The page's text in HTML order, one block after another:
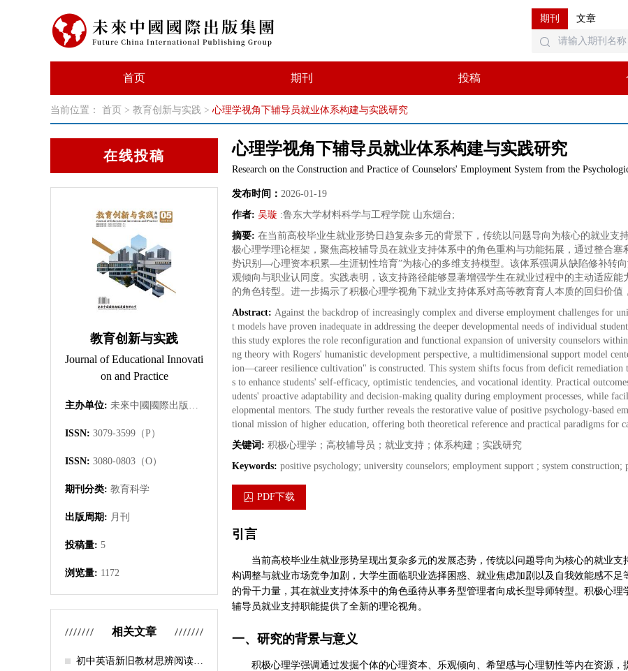
期刊 文章
首页 期刊 投稿
当前位置： 首页 > 教育创新与实践 > 心理学视角下辅导员就业体系构建与实践研究
在线投稿
教育创新与实践
Journal of Educational Innovati
on and Practice
主办单位: 未來中國國際出版集團有限公司
ISSN: 3079-3599（P）
ISSN: 3080-0803（O）
期刊分类: 教育科学
出版周期: 月刊
投稿量: 5
浏览量: 1172
相关文章
初中英语新旧教材思辨阅读任
心理学视角下辅导员就业体系构建与实践研究
Research on the Construction and Practice of Counselors' Employment System from the
发布时间： 2026-01-19
作者: 吴璇 :鲁东大学材料科学与工程学院 山东烟台;
摘要: 在当前高校毕业生就业形势日趋复杂多元的背景下，传统以问题导向为核心的就业支
极心理学理论框架，聚焦高校辅导员在就业支持体系中的角色重构与功能拓展，通过整合
势识别—心理资本积累—生涯韧性培育”为核心的多维支持模型。该体系强调从缺陷修补转
观倾向与职业认同度。实践表明，该支持路径能够显著增强学生在就业过程中的主动适应
的角色转型。进一步揭示了积极心理学视角下就业支持体系对高等教育育人本质的回归价值
Abstract: Against the backdrop of increasingly complex and diverse employment challenges for
t models have proven inadequate in addressing the deeper developmental needs of individual
this study explores the role reconfiguration and functional expansion of university counselors
ng theory with Rogers' humanistic development perspective, a multidimensional support model
ion—career resilience cultivation" is constructed. This system shifts focus from deficit
s to enhance students' self-efficacy, optimistic tendencies, and vocational identity. Practical
udents' proactive adaptability and decision-making quality during employment processes, while
elopmental mentors. The study further reveals the restorative value of positive psychology-based
tional mission of higher education, offering both theoretical reference and practical paradigms for
关键词: 积极心理学；高校辅导员；就业支持；体系构建；实践研究
Keywords: positive psychology; university counselors; employment support ; system construction;
PDF下载
引言
当前高校毕业生就业形势呈现出复杂多元的发展态势，传统以问题导向为核心的就业
构调整与就业市场竞争加剧，大学生面临职业选择困惑、就业焦虑加剧以及自我效能感不
的骨干力量，其在就业支持体系中的角色亟待从事务型管理者向成长型导师转型。积极心
辅导员就业支持职能提供了全新的理论视角。
一、研究的背景与意义
积极心理学强调通过发掘个体的心理资本、乐观倾向、希望感与心理韧性等内在资源